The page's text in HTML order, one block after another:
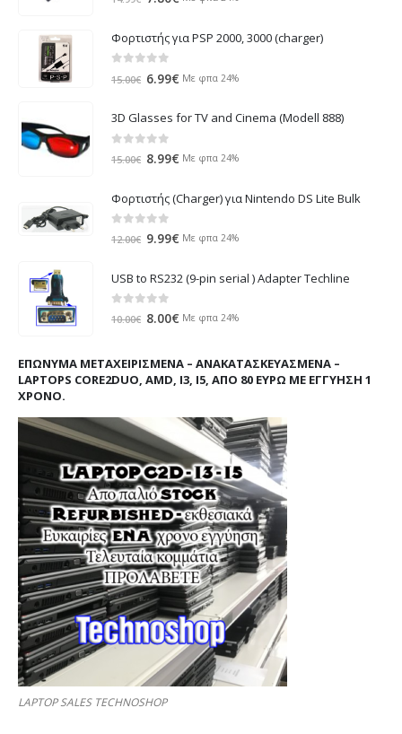
was:
14.99€.
τιμή
Φορτιστής για PSP 2000, 3000 (charger)
out of 5
15.00€ Original
was:
15.00€.
6.99€ Η
τιμή
Με φπα 24%
3D Glasses for TV and Cinema (Modell 888)
out of 5
15.00€ Original
was:
15.00€.
8.99€ Η
τιμή
είναι:
Με φπα 24%
Φορτιστής (Charger) για Nintendo DS Lite Bulk
out of 5
12.00€ Original
was:
12.00€.
9.99€ Η
τιμή
είναι:
Με φπα 24%
USB to RS232 (9-pin serial ) Adapter Techline
out of 5
10.00€ Original
10.00€.
8.00€ Η
είναι:
8.00€.
Με φπα 24%
ΕΠΏΝΥΜΑ ΜΕΤΑΧΕΙΡΙΣΜΈΝΑ – ΑΝΑΚΑΤΑΣΚΕΥΑΣΜΈΝΑ –
LAPTOPS CORE2DUO, AMD, I3, I5, ΑΠΌ 80 ΕΥΡΏ ΜΕ ΕΓΓΎΗΣΗ 1
ΧΡΌΝΟ.
LAPTOP SALES TECHNOSHOP